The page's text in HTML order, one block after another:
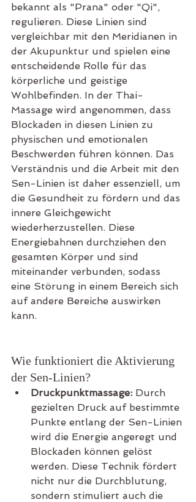
bekannt als "Prana" oder "Qi",
regulieren. Diese Linien sind
vergleichbar mit den Meridianen in
der Akupunktur und spielen eine
entscheidende Rolle für das
körperliche und geistige
Wohlbefinden. In der Thai-
Massage wird angenommen, dass
Blockaden in diesen Linien zu
physischen und emotionalen
Beschwerden führen können. Das
Verständnis und die Arbeit mit den
Sen-Linien ist daher essenziell, um
die Gesundheit zu fördern und das
innere Gleichgewicht
wiederherzustellen. Diese
Energiebahnen durchziehen den
gesamten Körper und sind
miteinander verbunden, sodass
eine Störung in einem Bereich sich
auf andere Bereiche auswirken
kann.
Wie funktioniert die Aktivierung
der Sen-Linien?
Druckpunktmassage: Durch
gezielten Druck auf bestimmte
Punkte entlang der Sen-Linien
wird die Energie angeregt und
Blockaden können gelöst
werden. Diese Technik fördert
nicht nur die Durchblutung,
sondern stimuliert auch die